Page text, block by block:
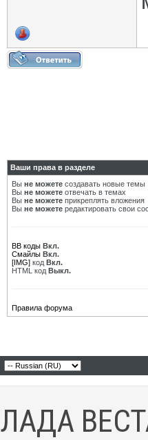
Ваши права в разделе
Вы не можете создавать новые темы
Вы не можете отвечать в темах
Вы не можете прикреплять вложения
Вы не можете редактировать свои
BB коды Вкл.
Смайлы Вкл.
[IMG] код Вкл.
HTML код Выкл.
Правила форума
ЛАДА